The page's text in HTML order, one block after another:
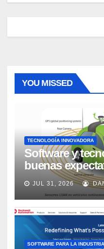
YOU MISSED
TECNOLOGÍA INNOVADORA
Software y
buenas
los próximos 2
Market Watch
JUL 31, 2026
SOFTWARE PARA LA INDUSTRIA